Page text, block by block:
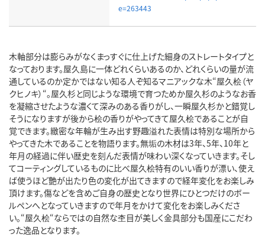
e=263443
木軸部分は膨らみがなくまっすぐに仕上げた細身のストレートタイプと
なっております。屋久島に一体どれくらいあるのか、どれくらいの量が流
通しているのか定かではない知る人ぞ知るマニアックな木“屋久桧（ヤ
クヒノキ）“。屋久杉と同じような環境で育つためか屋久杉のようなお香
を凝縮させたような濃くて深みのある香りがし、一瞬屋久杉かと錯覚し
そうになりますが後から桧の香りがやってきて屋久桧であることが自
覚できます。緻密な年輪が生み出す野趣溢れた表情は特別な場所から
やってきた木であることを物語ります。無垢の木材は3年、5年、10年と
年月の経過に伴い歴史を刻んだ表情が味わい深くなっていきます。そし
てコーティングしているものに比べ屋久桧特有のいい香りが漂い、使え
ば使うほど艶が出たり色の変化が出てきますので経年変化をお楽しみ
頂けます。傷などを含めご自身の歴史となり世界にひとつだけのボー
ルペンへとなっていきますので年月をかけて変化をお楽しみくださ
い。“屋久桧“ならではの自然な杢目が美しく金具部分も国産にこだわ
った逸品となります。